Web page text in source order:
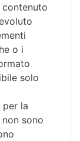
o i
solo
per la
sono